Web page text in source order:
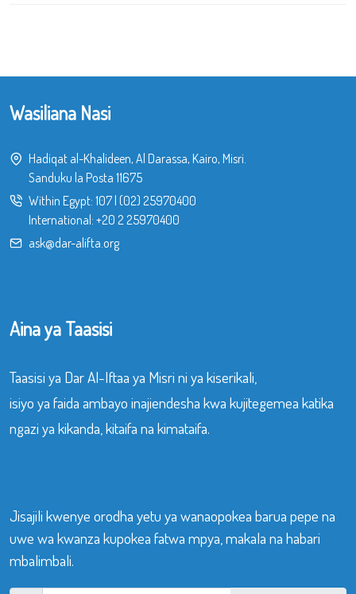
Wasiliana Nasi
Hadiqat al-Khalideen, Al Darassa, Kairo, Misri.
Sanduku la Posta 11675
Within Egypt: 107| (02) 25970400
International: +20 2 25970400
ask@dar-alifta.org
Aina ya Taasisi
Taasisi ya Dar Al-Iftaa ya Misri ni ya kiserikali,
isiyo ya faida ambayo inajiendesha kwa kujitegemea katika
ngazi ya kikanda, kitaifa na kimataifa.
Jisajili kwenye orodha yetu ya wanaopokea barua pepe na
uwe wa kwanza kupokea fatwa mpya, makala na habari
mbalimbali.